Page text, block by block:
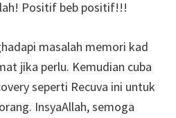
Positif beb positif!!!
masalah memori kad
jika perlu. Kemudian cuba
seperti Recuva ini untuk
InsyaAllah, semoga